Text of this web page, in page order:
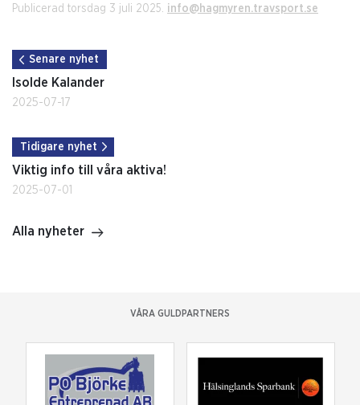
Publicerad torsdag 3 juli 2025. info@hagmyren.travsport.se
Senare nyhet
Isolde Kalander
2025-07-17
Tidigare nyhet
Viktig info till våra aktiva!
2025-07-01
Alla nyheter
VÅRA GULDPARTNERS